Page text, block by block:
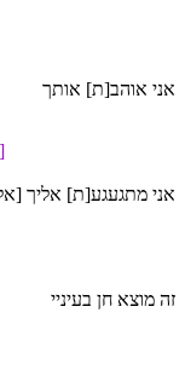
אני אוהב[ת] אותך
אני מתגעגע[ת] אליך
זה מוצא חן בעיניי